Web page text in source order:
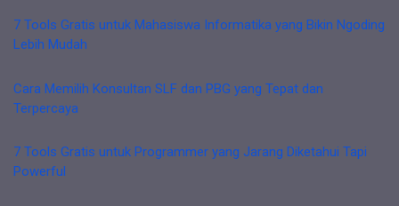
7 Tools Gratis untuk Mahasiswa Informatika yang Bikin Ngoding
Lebih Mudah
Cara Memilih Konsultan SLF dan PBG yang Tepat dan
Terpercaya
7 Tools Gratis untuk Programmer yang Jarang Diketahui Tapi
Powerful